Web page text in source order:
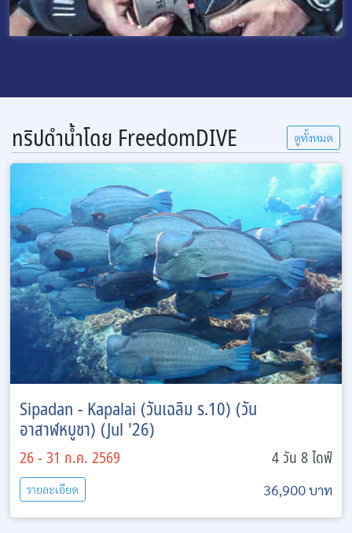
ดูทั้งหมด
ทริปดำน้ำโดย FreedomDIVE
Sipadan - Kapalai (วันเฉลิม ร.10) (วัน
อาสาฬหบูชา) (Jul '26)
26 - 31 ก.ค. 2569 4 วัน 8 ไดฟ์
รายละเอียด 36,900 บาท